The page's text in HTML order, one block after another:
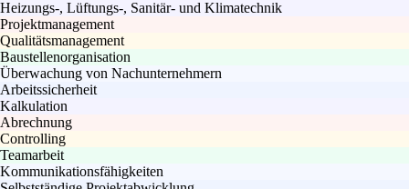
Heizungs-, Lüftungs-, Sanitär- und Klimatechnik
Projektmanagement
Qualitätsmanagement
Baustellenorganisation
Überwachung von Nachunternehmern
Arbeitssicherheit
Kalkulation
Abrechnung
Controlling
Teamarbeit
Kommunikationsfähigkeiten